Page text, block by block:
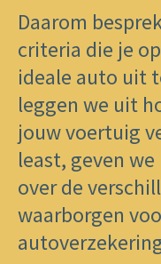
Daarom
criteria die je
ideale auto uit
leggen we uit
jouw voertuig
least, geven
over de
waarborgen